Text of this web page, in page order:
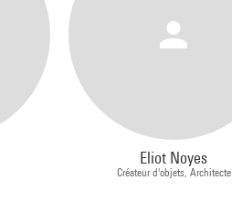
Eliot Noyes
Créateur d'objets, Architecte